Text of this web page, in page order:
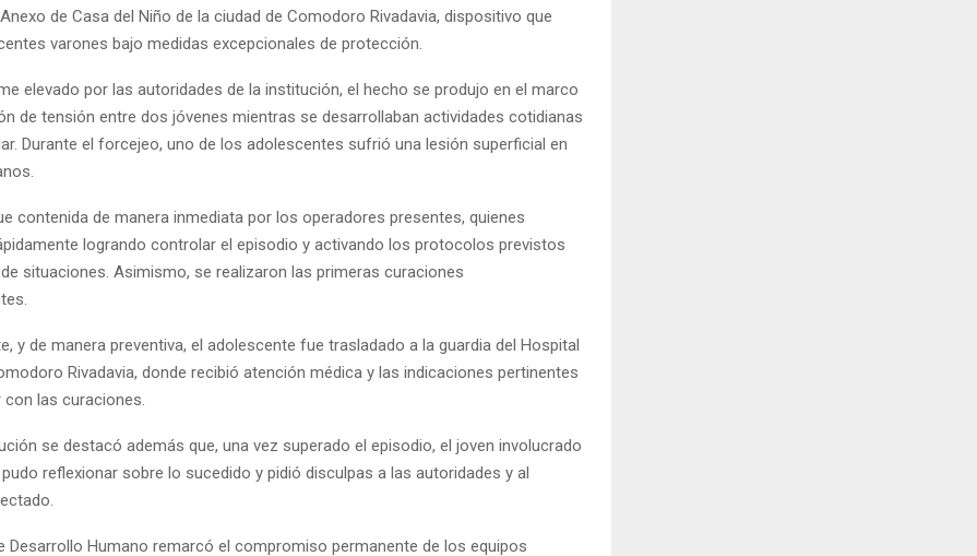
de Casa del Niño de la ciudad de Comodoro Rivadavia, dispositivo que
varones bajo medidas excepcionales de protección.
elevado por las autoridades de la institución, el hecho se produjo en el marco
de tensión entre dos jóvenes mientras se desarrollaban actividades cotidianas
Durante el forcejeo, uno de los adolescentes sufrió una lesión superficial en
contenida de manera inmediata por los operadores presentes, quienes
logrando controlar el episodio y activando los protocolos previstos
situaciones. Asimismo, se realizaron las primeras curaciones
y de manera preventiva, el adolescente fue trasladado a la guardia del Hospital
Rivadavia, donde recibió atención médica y las indicaciones pertinentes
las curaciones.
se destacó además que, una vez superado el episodio, el joven involucrado
reflexionar sobre lo sucedido y pidió disculpas a las autoridades y al
Desarrollo Humano remarcó el compromiso permanente de los equipos